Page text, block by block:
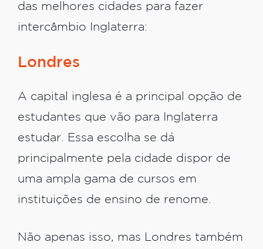
das melhores cidades para fazer
intercâmbio Inglaterra:
Londres
A capital inglesa é a principal opção de
estudantes que vão para Inglaterra
estudar. Essa escolha se dá
principalmente pela cidade dispor de
uma ampla gama de cursos em
instituições de ensino de renome.
Não apenas isso, mas Londres também